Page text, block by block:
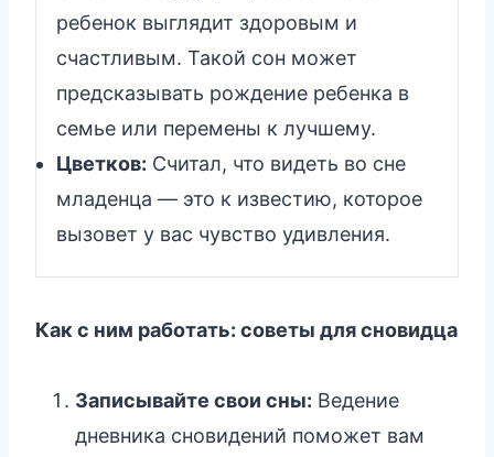
ребенок выглядит здоровым и
счастливым. Такой сон может
предсказывать рождение ребенка в
семье или перемены к лучшему.
Цветков: Считал, что видеть во сне
младенца — это к известию, которое
вызовет у вас чувство удивления.
Как с ним работать: советы для сновидца
Записывайте свои сны: Ведение
дневника сновидений поможет вам